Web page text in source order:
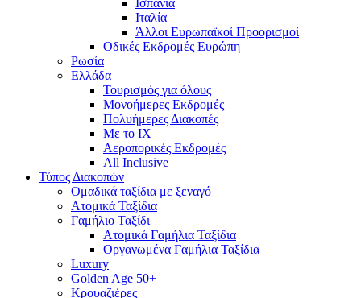
Ιταλία
Άλλοι Ευρωπαϊκοί Προορισμοί
Οδικές Εκδρομές Ευρώπη
Ρωσία
Ελλάδα
Τουρισμός για όλους
Mονοήμερες Εκδρομές
Πολυήμερες Διακοπές
Με το ΙΧ
Αεροπορικές Εκδρομές
All Inclusive
Τύπος Διακοπών
Ομαδικά ταξίδια με ξεναγό
Ατομικά Ταξίδια
Γαμήλιο Ταξίδι
Ατομικά Γαμήλια Ταξίδια
Οργανωμένα Γαμήλια Ταξίδια
Luxury
Golden Age 50+
Κρουαζιέρες